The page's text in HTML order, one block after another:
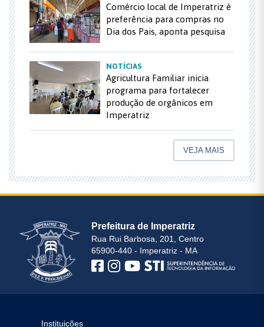
Comércio local de Imperatriz é
preferência para compras no
Dia dos Pais, aponta pesquisa
NOTÍCIAS
Agricultura Familiar inicia
programa para fortalecer
produção de orgânicos em
Imperatriz
VEJA MAIS
Prefeitura de Imperatriz
Rua Rui Barbosa, 201, Centro
65900-440 - Imperatriz - MA
Instituições